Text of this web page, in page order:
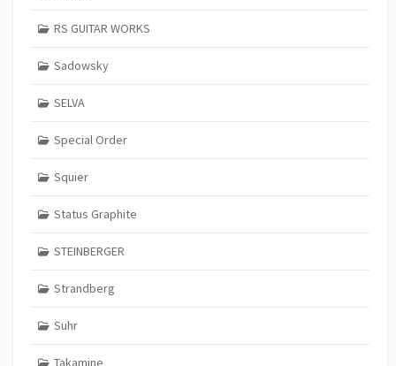
RS GUITAR WORKS
Sadowsky
SELVA
Special Order
Squier
Status Graphite
STEINBERGER
Strandberg
Suhr
Takamine